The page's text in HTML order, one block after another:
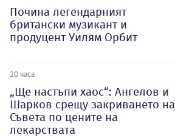
Почина легендарният
британски музикант и
продуцент Уилям Орбит
20 часа
„Ще настъпи хаос“: Ангелов и
Шарков срещу закриването на
Съвета по цените на
лекарствата